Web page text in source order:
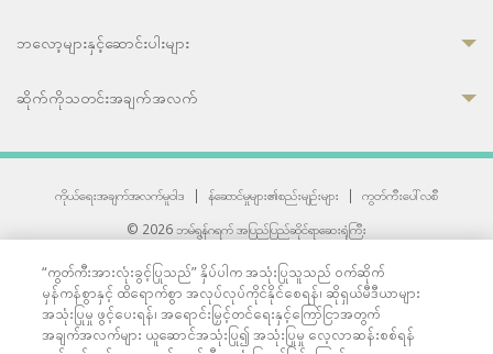
ဘလော့များနှင့်ဆောင်းပါးများ
ဆိုက်ကိုသတင်းအချက်အလက်
ကိုယ်ရေးအချက်အလက်မူဝါဒ | န်ဆောင်မှုများ၏စည်းမျဉ်းများ |
ကွတ်ကီးပေါ်လစီ
© 2026 ဘမ်ရွန်ဂရက် အပြည်ပြည်ဆိုင်ရာဆေးရုံကြီး
33 Sukhumvit 3, Wattana, Bangkok 10110 Thailand.
All rights reserved.
“ကွတ်ကီးအားလုံးခွင့်ပြုသည်” နှိပ်ပါက အသုံးပြုသူသည် ဝက်ဆိုက်
မှန်ကန်စွာနှင့် ထိရောက်စွာ အလုပ်လုပ်ကိုင်နိုင်စေရန်၊ ဆိုရှယ်မီဒီယာများ
အသုံးပြုမှု ဖွင့်ပေးရန်၊ အရောင်းမြှင့်တင်ရေးနှင့်ကြော်ငြာအတွက်
အချက်အလက်များ ယူဆောင်အသုံးပြု၍ အသုံးပြုမှု လေ့လာဆန်းစစ်ရန်